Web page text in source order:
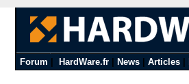
Forum HardWare.fr| News| Articles|